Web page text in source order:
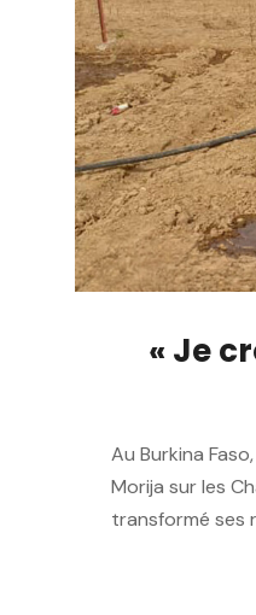
« Je
Au Burkina
Morija sur les
transformé ses